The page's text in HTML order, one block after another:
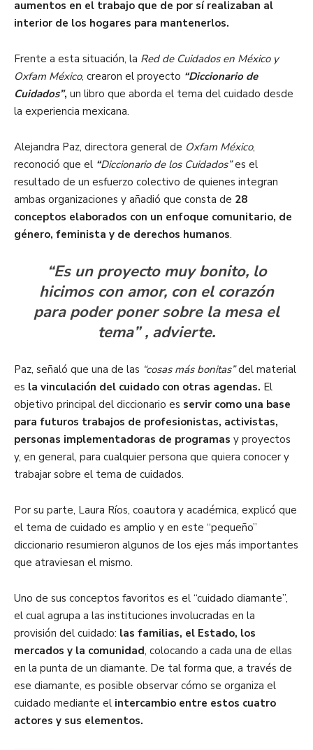
aumentos en el trabajo que de por sí realizaban al
interior de los hogares para mantenerlos.
Frente a esta situación, la Red de Cuidados en México y
Oxfam México, crearon el proyecto “Diccionario de
Cuidados”, un libro que aborda el tema del cuidado desde
la experiencia mexicana.
Alejandra Paz, directora general de Oxfam México,
reconoció que el “Diccionario de los Cuidados”es el
resultado de un esfuerzo colectivo de quienes integran
ambas organizaciones y añadió que consta de 28
conceptos elaborados con un enfoque comunitario, de
género, feminista y de derechos humanos.
“Es un proyecto muy bonito, lo
hicimos con amor, con el corazón
para poder poner sobre la mesa el
tema” , advierte.
Paz, señaló que una de las “cosas más bonitas”del material
es la vinculación del cuidado con otras agendas. El
objetivo principal del diccionario es servir como una base
para futuros trabajos de profesionistas, activistas,
personas implementadoras de programas y proyectos
y, en general, para cualquier persona que quiera conocer y
trabajar sobre el tema de cuidados.
Por su parte, Laura Ríos, coautora y académica, explicó que
el tema de cuidado es amplio y en este “pequeño”
diccionario resumieron algunos de los ejes más importantes
que atraviesan el mismo.
Uno de sus conceptos favoritos es el “cuidado diamante”,
el cual agrupa a las instituciones involucradas en la
provisión del cuidado: las familias, el Estado, los
mercados y la comunidad, colocando a cada una de ellas
en la punta de un diamante. De tal forma que, a través de
ese diamante, es posible observar cómo se organiza el
cuidado mediante el intercambio entre estos cuatro
actores y sus elementos.